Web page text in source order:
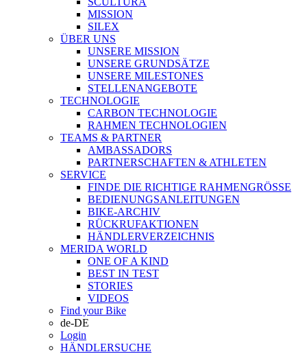
MISSION
SILEX
ÜBER UNS
UNSERE MISSION
UNSERE GRUNDSÄTZE
UNSERE MILESTONES
STELLENANGEBOTE
TECHNOLOGIE
CARBON TECHNOLOGIE
RAHMEN TECHNOLOGIEN
TEAMS & PARTNER
AMBASSADORS
PARTNERSCHAFTEN & ATHLETEN
SERVICE
FINDE DIE RICHTIGE RAHMENGRÖSSE
BEDIENUNGSANLEITUNGEN
BIKE-ARCHIV
RÜCKRUFAKTIONEN
HÄNDLERVERZEICHNIS
MERIDA WORLD
ONE OF A KIND
BEST IN TEST
STORIES
VIDEOS
Find your Bike
de-DE
Login
HÄNDLERSUCHE